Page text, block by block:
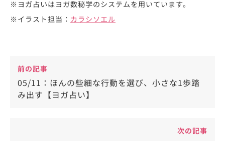
※ヨガ占いはヨガ数秘学のシステムを用いています。
※イラスト担当： カラシソエル
前の記事
05/11：ほんの些細な行動を選び、小さな1歩踏
み出す【ヨガ占い】
次の記事